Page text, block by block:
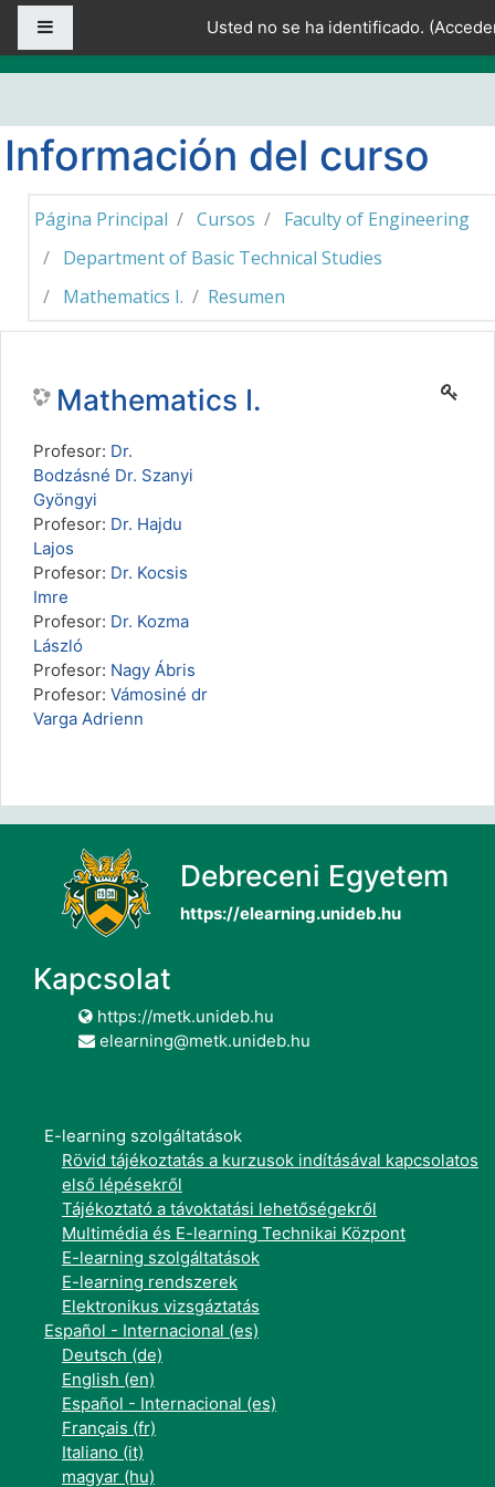
Salta al contenido principal
Usted no se ha identificado. (
Información del curso
Página Principal Cursos
Faculty of Engineering
Department of Basic Technical Studies
Mathematics I.
Resumen
Mathematics I.
Profesor: Dr.
Bodzásné Dr. Szanyi
Gyöngyi
Profesor: Dr. Hajdu
Lajos
Profesor: Dr. Kocsis
Imre
Profesor: Dr. Kozma
László
Profesor: Nagy Ábris
Profesor: Vámosiné dr
Varga Adrienn
Debreceni Egyetem
https://elearning.unideb.hu
Kapcsolat
https://metk.unideb.hu
elearning@metk.unideb.hu
E-learning szolgáltatások
Rövid tájékoztatás a kurzusok indításával kapcsolatos
első lépésekről
Tájékoztató a távoktatási lehetőségekről
Multimédia és E-learning Technikai Központ
E-learning szolgáltatások
E-learning rendszerek
Elektronikus vizsgáztatás
Español - Internacional ‎(es)‎
Deutsch ‎(de)‎
English ‎(en)‎
Español - Internacional ‎(es)‎
Français ‎(fr)‎
Italiano ‎(it)‎
magyar ‎(hu)‎